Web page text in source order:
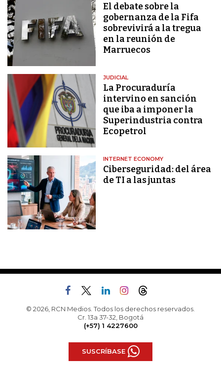
El debate sobre la
gobernanza de la Fifa
sobrevivirá a la tregua
en la reunión de
Marruecos
JUDICIAL
La Procuraduría
intervino en sanción
que iba a imponer la
Superindustria contra
Ecopetrol
INTERNET ECONOMY
Ciberseguridad: del área
de TI a las juntas
© 2026, RCN Medios. Todos los derechos reservados.
Cr. 13a 37-32, Bogotá
(+57) 1 4227600
SUSCRÍBASE